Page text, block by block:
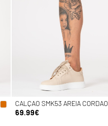
CALÇAO SMK53 AREIA CORDAO
69.99€